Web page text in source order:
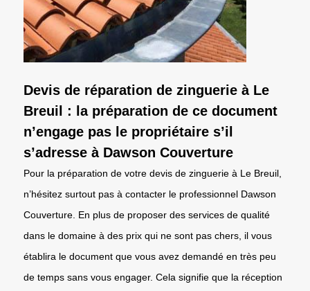
Devis de réparation de zinguerie à Le
Breuil : la préparation de ce document
n’engage pas le propriétaire s’il
s’adresse à Dawson Couverture
Pour la préparation de votre devis de zinguerie à Le Breuil,
n’hésitez surtout pas à contacter le professionnel Dawson
Couverture. En plus de proposer des services de qualité
dans le domaine à des prix qui ne sont pas chers, il vous
établira le document que vous avez demandé en très peu
de temps sans vous engager. Cela signifie que la réception